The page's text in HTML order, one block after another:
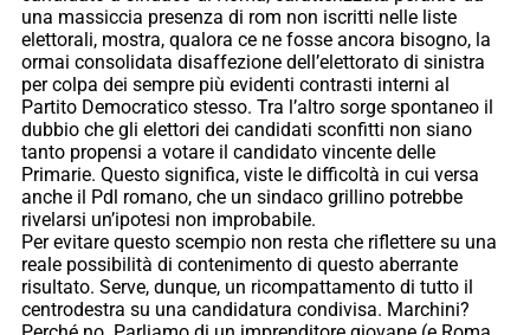
una massiccia presenza di rom non iscritti nelle liste
elettorali, mostra, qualora ce ne fosse ancora bisogno, la
ormai consolidata disaffezione dell’elettorato di sinistra
per colpa dei sempre più evidenti contrasti interni al
Partito Democratico stesso. Tra l’altro sorge spontaneo il
dubbio che gli elettori dei candidati sconfitti non siano
tanto propensi a votare il candidato vincente delle
Primarie. Questo significa, viste le difficoltà in cui versa
anche il Pdl romano, che un sindaco grillino potrebbe
rivelarsi un’ipotesi non improbabile.
Per evitare questo scempio non resta che riflettere su una
reale possibilità di contenimento di questo aberrante
risultato. Serve, dunque, un ricompattamento di tutto il
centrodestra su una candidatura condivisa. Marchini?